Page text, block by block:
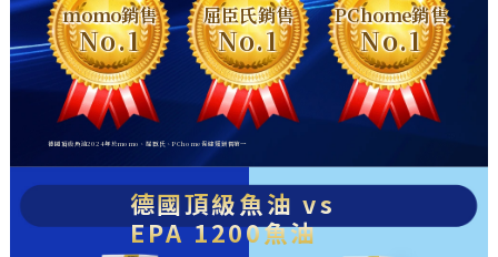
momo銷售
No.1
屈臣氏銷售
No.1
PChome銷售
No.1
德國頂級魚油2024年於momo、屈臣氏、PChome保健類銷售第一
德國頂級魚油 vs
EPA 1200魚油